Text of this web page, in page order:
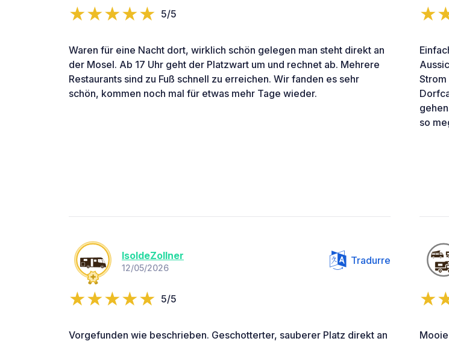
5/5
Waren für eine Nacht dort, wirklich schön gelegen man steht direkt an
der Mosel. Ab 17 Uhr geht der Platzwart um und rechnet ab. Mehrere
Restaurants sind zu Fuß schnell zu erreichen. Wir fanden es sehr
schön, kommen noch mal für etwas mehr Tage wieder.
Strom
so
IsoldeZollner
12/05/2026
Tradurre
5/5
Vorgefunden wie beschrieben. Geschotterter, sauberer Platz direkt an